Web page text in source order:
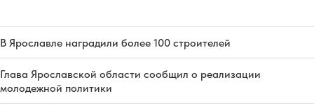
В Ярославле наградили более 100 строителей
Глава Ярославской области сообщил о реализации
молодежной политики